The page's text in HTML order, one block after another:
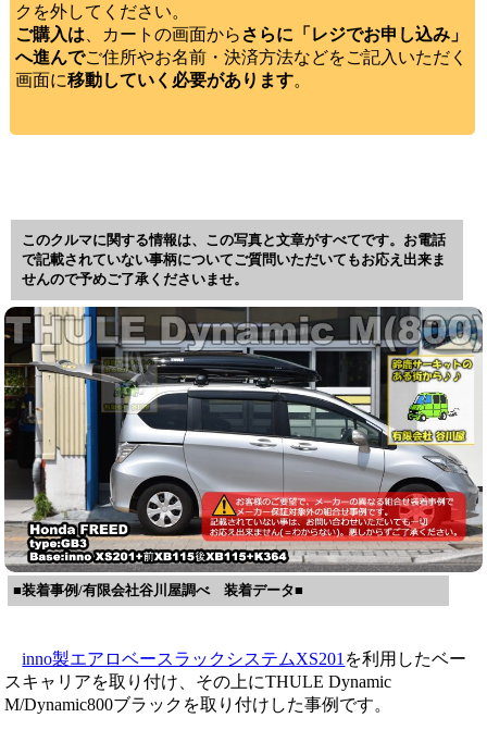
クを外してください。
ご購入は 、カートの画面から さらに「レジでお申し込み」
へ進んでご住所やお名前・決済方法などをご記入いただく
画面に移動していく必要があります。
このクルマに関する情報は、この写真と文章がすべてです。お電話
で記載されていない事柄についてご質問いただいてもお応え出来ま
せんので予めご了承くださいませ。
■装着事例/有限会社谷川屋調べ 装着データ■
inno製エアロベースラックシステムXS201 を利用したベー
スキャリアを取り付け、その上にTHULE Dynamic
M/Dynamic800ブラックを取り付けした事例です。